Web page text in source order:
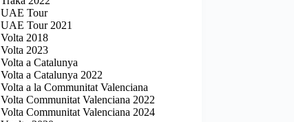
UAE Tour
UAE Tour 2021
Volta 2018
Volta 2023
Volta a Catalunya
Volta a Catalunya 2022
Volta a la Communitat Valenciana
Volta Communitat Valenciana 2022
Volta Communitat Valenciana 2024